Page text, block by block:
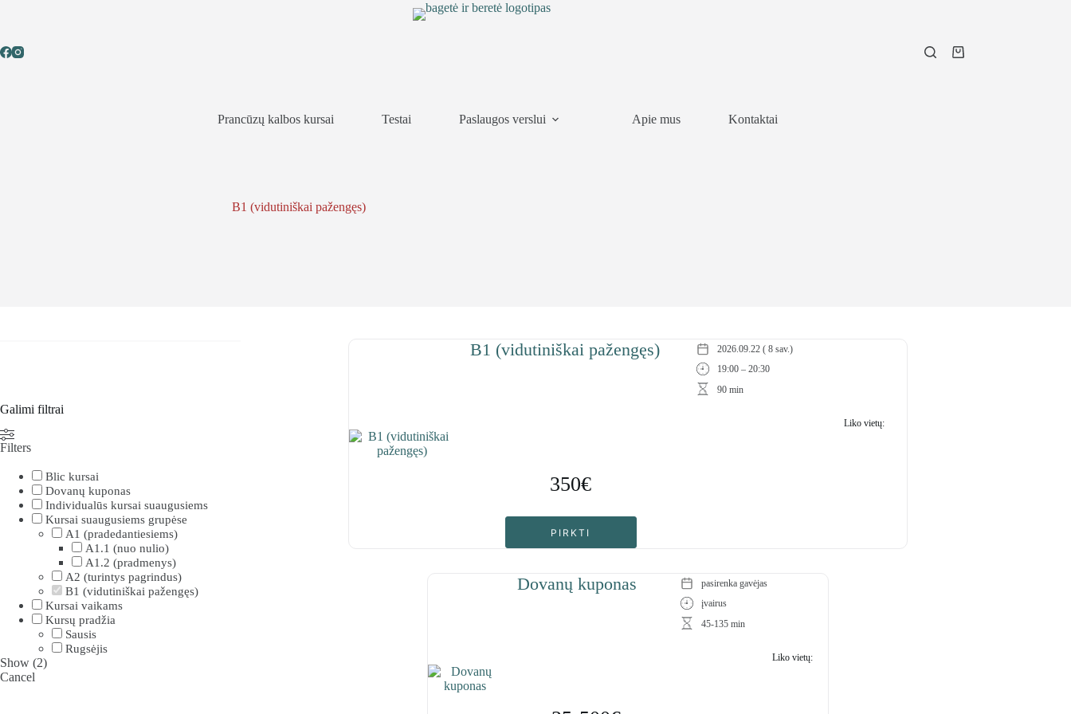
Shopping
Prancūzų kalbos kursai Testai Paslaugos verslui Apie mus Kontaktai
B1 (vidutiniškai pažengęs)
B1 (vidutiniškai pažengęs)
2026.09.22 ( 8 sav.)
19:00 – 20:30
90 min
Liko vietų:
350€
PIRKTI
Dovanų kuponas
pasirenka gavėjas
įvairus
45-135 min
Liko vietų:
Galimi filtrai
Filters
Blic kursai
Dovanų kuponas
Individualūs kursai suaugusiems
Kursai suaugusiems grupėse
A1 (pradedantiesiems)
A1.1 (nuo nulio)
A1.2 (pradmenys)
A2 (turintys pagrindus)
B1 (vidutiniškai pažengęs)
Kursai vaikams
Kursų pradžia
Sausis
Rugsėjis
Show (2)
Cancel